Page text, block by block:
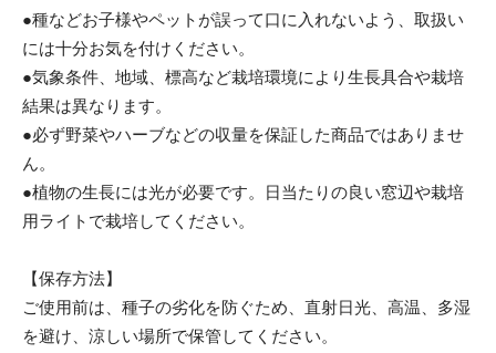
●種などお子様やペットが誤って口に入れないよう、取扱い
には十分お気を付けください。
●気象条件、地域、標高など栽培環境により生長具合や栽培
結果は異なります。
●必ず野菜やハーブなどの収量を保証した商品ではありませ
ん。
●植物の生長には光が必要です。日当たりの良い窓辺や栽培
用ライトで栽培してください。
【保存方法】
ご使用前は、種子の劣化を防ぐため、直射日光、高温、多湿
を避け、涼しい場所で保管してください。